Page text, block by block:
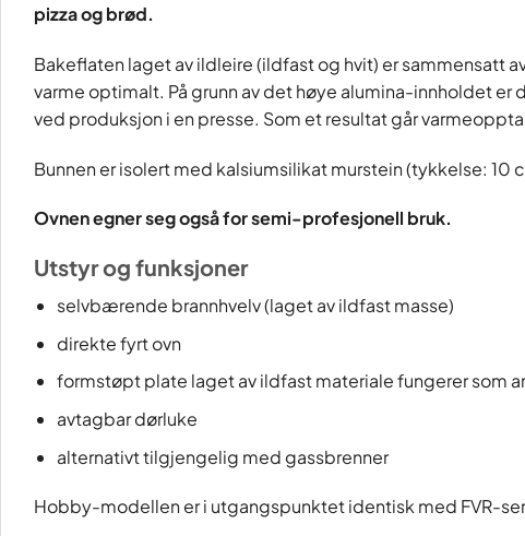
pizza og brød.
Bakeflaten laget av ildleire (ildfast og hvit) er sammensatt
varme optimalt. På grunn av det høye alumina-innholdet
ved produksjon i en presse. Som et resultat går
Bunnen er isolert med kalsiumsilikat murstein (tykkelse:
Ovnen egner seg også for semi-profesjonell bruk.
Utstyr og funksjoner
selvbærende brannhvelv (laget av ildfast masse)
direkte fyrt ovn
formstøpt plate laget av ildfast materiale fungerer som
avtagbar dørluke
alternativt tilgjengelig med gassbrenner
Hobby-modellen er i utgangspunktet identisk med FVR-